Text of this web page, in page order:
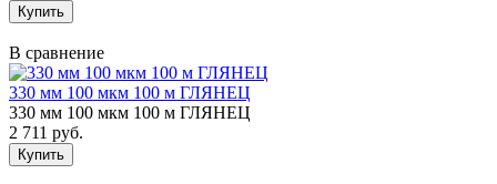
В сравнение
330 мм 100 мкм 100 м ГЛЯНЕЦ
330 мм 100 мкм 100 м ГЛЯНЕЦ
2 711 руб.